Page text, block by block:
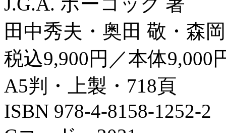
田中秀夫・奥田 敬・森
税込9,900円／本体9,000
A5判・上製・718頁
ISBN 978-4-8158-1252-2